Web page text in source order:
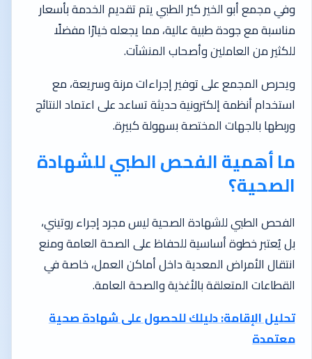
وفي مجمع أبو الخير كير الطبي يتم تقديم الخدمة بأسعار
مناسبة مع جودة طبية عالية، مما يجعله خيارًا مفضلًا
للكثير من العاملين وأصحاب المنشآت.
ويحرص المجمع على توفير إجراءات مرنة وسريعة، مع
استخدام أنظمة إلكترونية حديثة تساعد على اعتماد النتائج
وربطها بالجهات المختصة بسهولة كبيرة.
ما أهمية الفحص الطبي للشهادة
الصحية؟
الفحص الطبي للشهادة الصحية ليس مجرد إجراء روتيني،
بل يُعتبر خطوة أساسية للحفاظ على الصحة العامة ومنع
انتقال الأمراض المعدية داخل أماكن العمل، خاصة في
القطاعات المتعلقة بالأغذية والصحة العامة.
تحليل الإقامة: دليلك للحصول على شهادة صحية
معتمدة